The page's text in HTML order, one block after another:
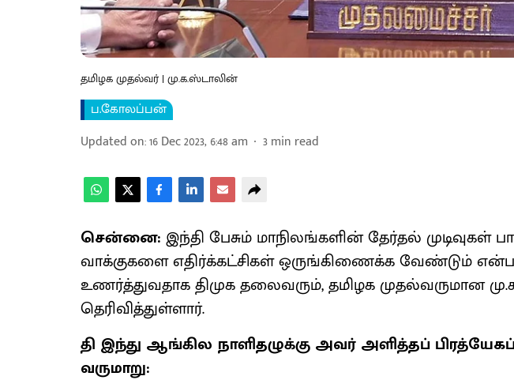
தமிழக முதல்வர் | மு.க.ஸ்டாலின்
ப.கோலப்பன்
Updated on:16 Dec 2023, 6:48 am 3min read
சென்னை: இந்தி பேசும் மாநிலங்களின் தேர்தல் முடிவுகள்
வாக்குகளை எதிர்க்கட்சிகள் ஒருங்கிணைக்க வேண்டும்
உணர்த்துவதாக திமுக தலைவரும், தமிழக முதல்வருமான
தெரிவித்துள்ளார்.
தி இந்து ஆங்கில நாளிதழுக்கு அவர் அளித்தப்
வருமாறு: